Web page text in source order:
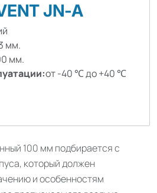
JN-A
мм.
мм.
от -40 ℃ до +40 ℃
100 мм подбирается с
который должен
и особенностям